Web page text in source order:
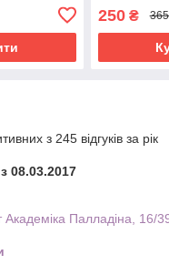
250₴
з 245 відгуків за рік
08.03.2017
Академіка Палладіна, 16/